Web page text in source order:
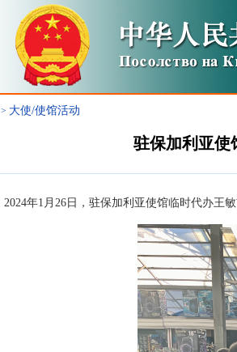
> 大使/使馆活动
驻保加利亚使
2024年1月26日，驻保加利亚使馆临时代办王